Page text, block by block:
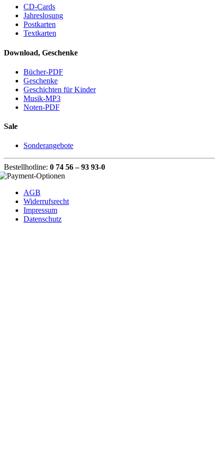
CD-Cards
Jahreslosung
Postkarten
Textkarten
Download, Geschenke
Bücher-PDF
Geschenke
Geschichten für Kinder
Musik-MP3
Noten-PDF
Sale
Sonderangebote
Bestellhotline: 0 74 56 – 93 93-0
AGB
Widerrufsrecht
Impressum
Datenschutz